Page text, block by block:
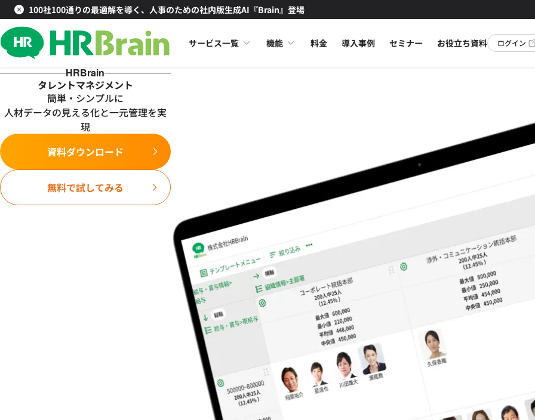
100社100通りの最適解を導く、人事のための社内版生成AI『Brain』登場
サービス一覧 機能 料金 導入事例 セミナー お役立ち資料 ログイン
HRBrain
タレントマネジメント
簡単・シンプルに
人材データの見える化と一元管理を実
現
資料ダウンロード
無料で試してみる